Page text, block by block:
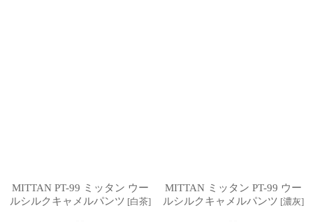
MITTAN PT-99 ミッタン ウー
ルシルクキャメルパンツ [白茶]
MITTAN ミッタン PT-99 ウー
ルシルクキャメルパンツ [濃灰]